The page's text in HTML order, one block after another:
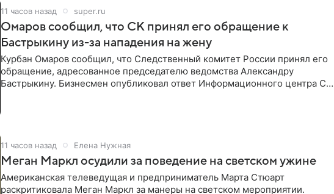
11 часов назад super.ru
Омаров сообщил, что СК принял его обращение к
Бастрыкину из-за нападения на жену
Курбан Омаров сообщил, что Следственный комитет России принял его
обращение, адресованное председателю ведомства Александру
Бастрыкину. Бизнесмен опубликовал ответ Информационного центра СК
11 часов назад Елена Нужная
Меган Маркл осудили за поведение на светском ужине
Американская телеведущая и предприниматель Марта Стюарт
раскритиковала Меган Маркл за манеры на светском мероприятии.